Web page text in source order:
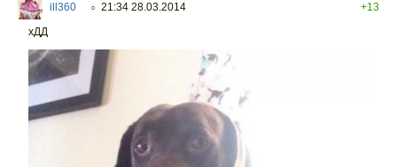
ill360 ○ 21:34 28.03.2014
+13
хДД